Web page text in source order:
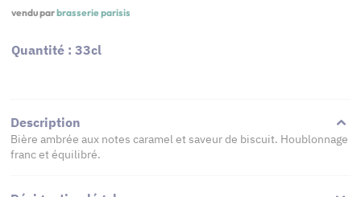
vendu parbrasserie parisis
Quantité : 33cl
Description
Bière ambrée aux notes caramel et saveur de biscuit. Houblonnage
franc et équilibré.